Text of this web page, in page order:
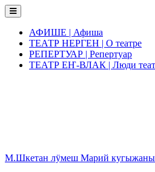
Skip
to
contentАФИШЕ | Афиша
ТЕАТР НЕРГЕН | О театре
РЕПЕРТУАР | Репертуар
ТЕАТР ЕҤ-ВЛАК | Люди
М.Шкетан лӱмеш Марий